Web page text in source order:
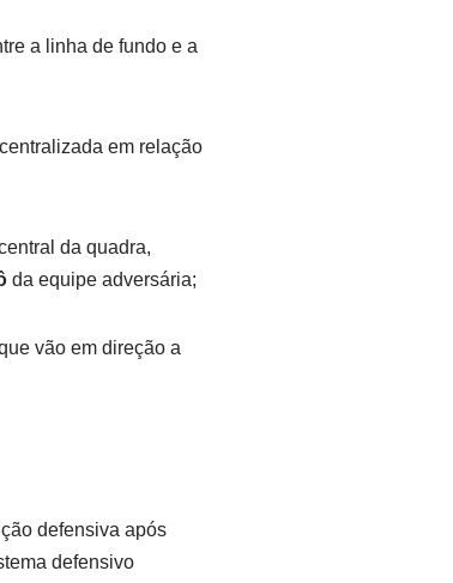
a linha de fundo e a
em relação
da quadra,
da equipe adversária;
vão em direção a
defensiva após
defensivo